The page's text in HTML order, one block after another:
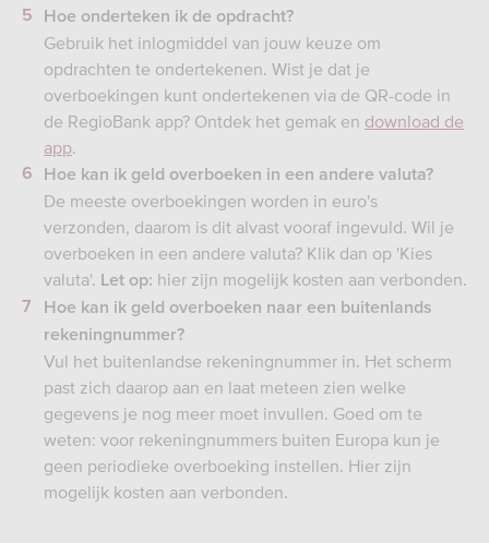
Hoe onderteken ik de opdracht?
Gebruik het inlogmiddel van jouw keuze om
opdrachten te ondertekenen. Wist je dat je
overboekingen kunt ondertekenen via de QR-code in
de RegioBank app? Ontdek het gemak en download de
app.
Hoe kan ik geld overboeken in een andere valuta?
De meeste overboekingen worden in euro's
verzonden, daarom is dit alvast vooraf ingevuld. Wil je
overboeken in een andere valuta? Klik dan op 'Kies
valuta'. Let op: hier zijn mogelijk kosten aan verbonden.
Hoe kan ik geld overboeken naar een buitenlands
rekeningnummer?
Vul het buitenlandse rekeningnummer in. Het scherm
past zich daarop aan en laat meteen zien welke
gegevens je nog meer moet invullen. Goed om te
weten: voor rekeningnummers buiten Europa kun je
geen periodieke overboeking instellen. Hier zijn
mogelijk kosten aan verbonden.